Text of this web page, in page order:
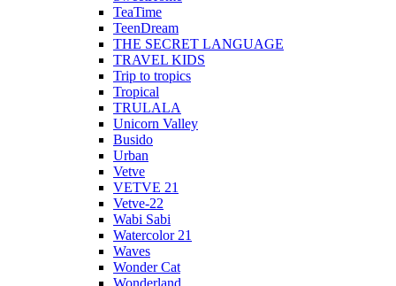
TeaTime
TeenDream
THE SECRET LANGUAGE
TRAVEL KIDS
Trip to tropics
Tropical
TRULALA
Unicorn Valley
Busido
Urban
Vetve
VETVE 21
Vetve-22
Wabi Sabi
Watercolor 21
Waves
Wonder Cat
Wonderland